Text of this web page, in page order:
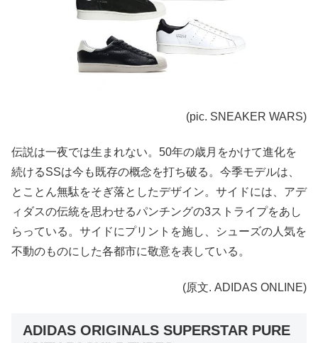
(pic. SNEAKER WARS)
伝説は一夜では生まれない。50年の歳月をかけて進化を
続けるSSは今も既存の概念を打ち破る。今季モデルは、
とことん無駄をそぎ落としたデザイン。サイドには、アデ
ィダスの伝統を思わせるパンチングの3ストライプをあし
らっている。サイドにプリントを施し、シューズの人気を
不動のものにした各都市に敬意を表している。
(原文. ADIDAS ONLINE)
ADIDAS ORIGINALS SUPERSTAR PURE